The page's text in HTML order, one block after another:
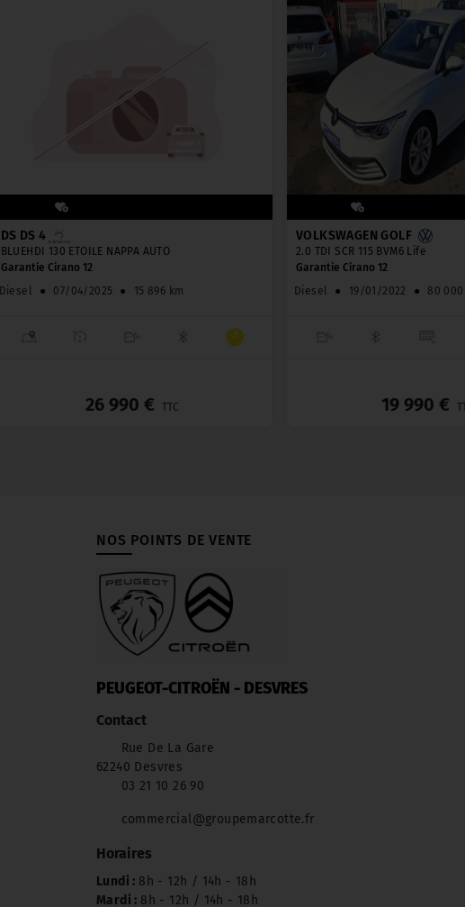
DS DS 4
BLUEHDI 130 ETOILE NAPPA AUTO
Garantie Cirano 12
Diesel
● 07/04/2025 ● 15 896 km
26 990 € TTC
VOLKSWAGEN GOLF
2.0 TDI SCR 115 BVM6 Life
Garantie Cirano 12
Diesel
● 19/01/2022 ● 80 000
19 990 €
NOS POINTS DE VENTE
PEUGEOT-CITROËN - DESVRES
Contact
Rue De La Gare
62240 Desvres
03 21 10 26 90
commercial@groupemarcotte.fr
Horaires
Lundi : 8h - 12h / 14h - 18h
Mardi : 8h - 12h / 14h - 18h